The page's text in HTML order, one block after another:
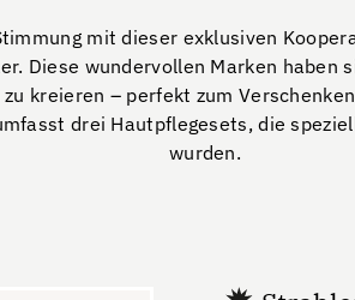
mit dieser exklusiven
Diese wundervollen Marken
kreieren – perfekt zum
drei Hautpflegesets, die
wurden.